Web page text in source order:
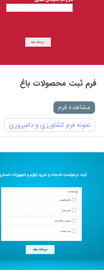
فرم ثبت محصولات باغ
مشاهده فرم
نمونه فرم کشاورزی و دامپروری